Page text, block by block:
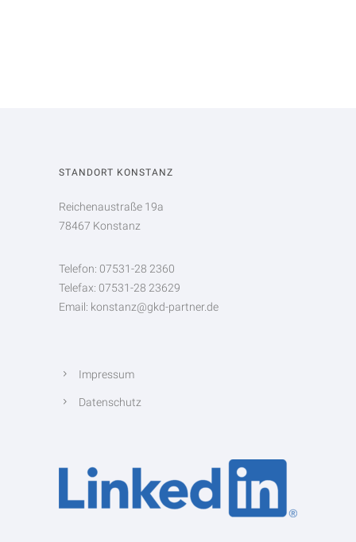
STANDORT KONSTANZ
Reichenaustraße 19a
78467 Konstanz
Telefon: 07531-28 2360
Telefax: 07531-28 23629
Email: konstanz@gkd-partner.de
Impressum
Datenschutz